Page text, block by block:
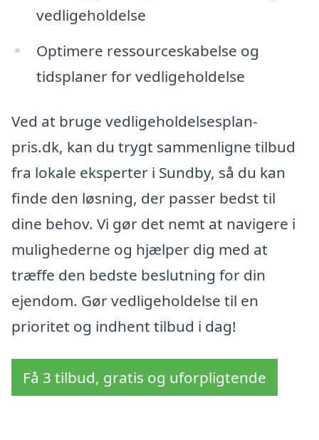
vedligeholdelse
Optimere ressourceskabelse og
tidsplaner for vedligeholdelse
Ved at bruge vedligeholdelsesplan-
pris.dk, kan du trygt sammenligne tilbud
fra lokale eksperter i Sundby, så du kan
finde den løsning, der passer bedst til
dine behov. Vi gør det nemt at navigere i
mulighederne og hjælper dig med at
træffe den bedste beslutning for din
ejendom. Gør vedligeholdelse til en
prioritet og indhent tilbud i dag!
Få 3 tilbud, gratis og uforpligtende